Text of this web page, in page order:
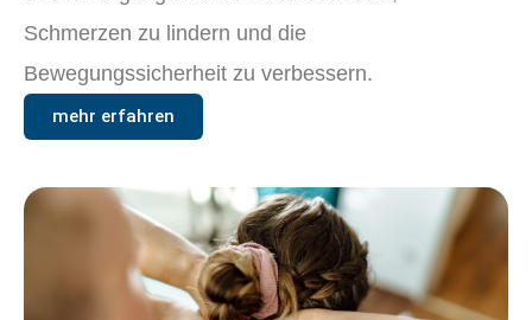
Schmerzen zu lindern und die
Bewegungssicherheit zu verbessern.
mehr erfahren